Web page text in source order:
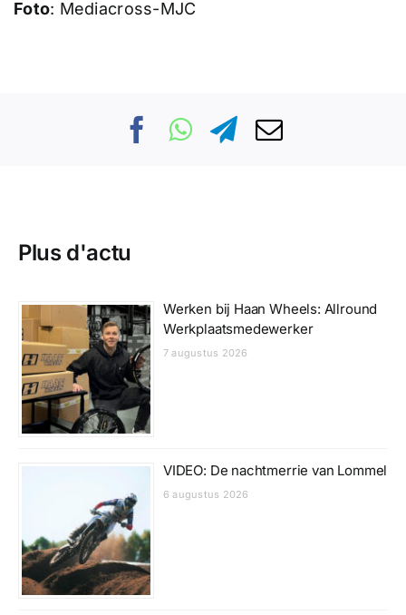
Foto: Mediacross-MJC
Plus d'actu
Werken bij Haan Wheels: Allround
Werkplaatsmedewerker
7 augustus 2026
VIDEO: De nachtmerrie van Lommel
6 augustus 2026